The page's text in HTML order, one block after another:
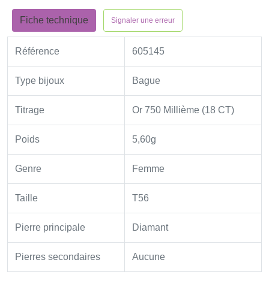
Fiche technique Signaler une erreur
Référence 605145
Type bijoux Bague
Titrage Or 750 Millième (18 CT)
Poids 5,60g
Genre Femme
Taille T56
Pierre principale Diamant
Pierres secondaires Aucune